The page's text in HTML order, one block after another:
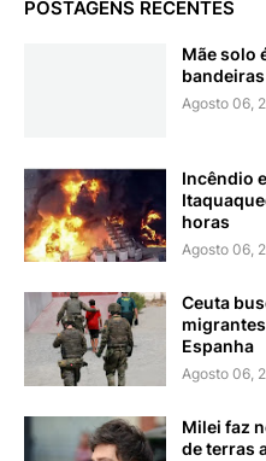
POSTAGENS RECENTES
Mãe solo
Agosto 06,
Incêndio
horas
Agosto 06,
Ceuta
Espanha
Agosto 06,
Milei faz
de terras